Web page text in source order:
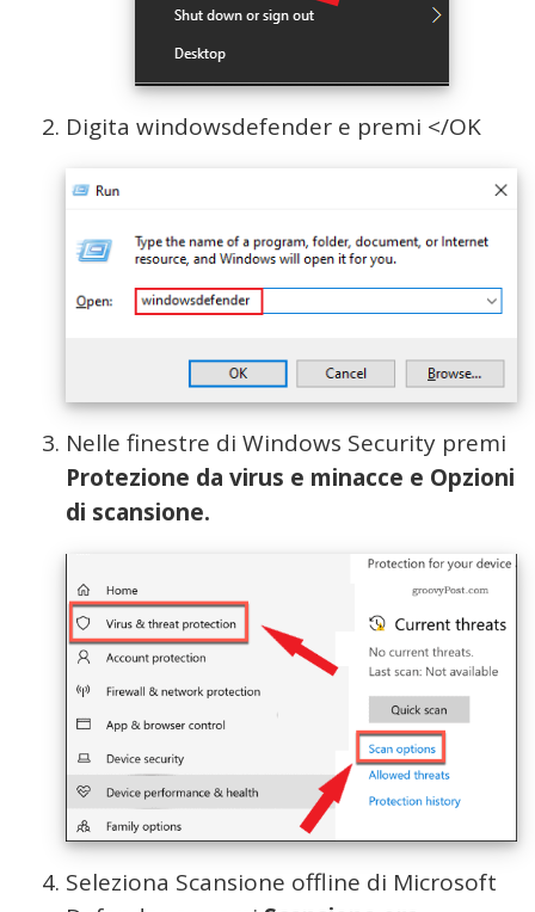
Digita windowsdefender e premi </OK
Nelle finestre di Windows Security premi
Protezione da virus e minacce e Opzioni
di scansione.
Seleziona Scansione offline di Microsoft